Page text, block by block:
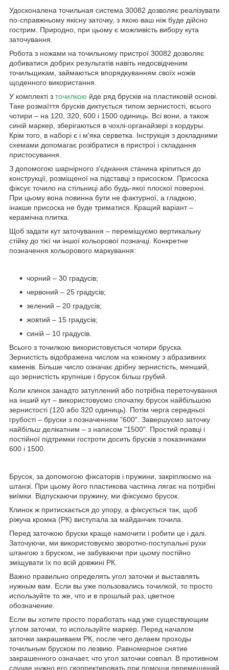
Удосконалена точильная система 30082 дозволяє реалізувати
по-справжньому якісну заточку, з якою ваш ніж буде дійсно
гострим. Природно, при цьому є можливість вибору кута
заточування.
Робота з ножами на точильному пристрої 30082 дозволяє
добиватися добрих результатів навіть недосвідченим
точильщикам, займаються впорядкуванням своїх ножів
щоденного використання.
У комплекті з точилкою йде ряд брусків на пластиковій основі.
Таке розмаїття брусків диктується типом зернистості, всього
чотири – на 120, 320, 600 і 1500 одиниць. Всі вони, а також
синій маркер, зберігаються в чохлі-органайзері з кордуры.
Крім того, в наборі є і м'яка серветка. Інструкція з докладними
схемами допомагає розібратися в пристрої і складання
пристосування.
З допомогою шарнірного з'єднання станина кріпиться до
конструкції, розміщеної на підставці з присоском. Присоска
фіксує точило на стільниці або будь-якої плоскої поверхні.
При цьому вона повинна бути не фактурної, а гладкою,
інакше присоска не буде триматися. Кращий варіант –
керамічна плитка.
Щоб задати кут заточування – переміщуємо вертикальну
стійку до тієї чи іншої кольорової позначці. Конкретне
позначення кольорового маркування:
чорний – 30 градусів;
червоний – 25 градусів;
зелений – 20 градусів;
жовтий – 15 градусів;
синій – 10 градусів.
Всього з точилкою використовується чотири бруска.
Зернистість відображена числом на кожному з абразивних
каменів. Більше число означає дрібну зернистість, менший,
що зернистість крупніше і брусок більш грубий.
Коли клинок занадто затуплений або потрібна переточування
на інший кут – використовуємо спочатку брусок найбільшою
зернистості (120 або 320 одиниць). Потім черга середньої
грубості – бруски з позначенням "600". Завершуємо заточку
найбільш делікатним – з написом "1500". Простий правці і
постійної підтримки гостроти досить брусків з показниками
600 і 1500.
Брусок, за допомогою фіксаторів і пружини, закріплюємо на
штанзі. При цьому його пластикова частина лягає на потрібні
виїмки. Відпускаючи пружину, ми фіксуємо брусок.
Клинок ж притискається до упору, а фіксується так, щоб
ріжуча кромка (РК) виступала за майданчик точила.
Перед заточкою бруски краще намочити і робити це і далі.
Заточуючи, ми використовуємо зворотно-поступальні рухи
штангою з бруском, не забуваючи при цьому постійно
зміщувати їх по всій довжині РК.
Важно правильно определять угол заточки и выставлять
нужным вам. Если вы уже пользовались точилкой, то просто
используйте то же, что и в прошлый раз, цветное
обозначение.
Если вы хотите просто поработать над уже существующим
углом заточки, то используйте маркер. Перед началом
заточки закрашиваем РК, после чего делаем проходы
точильным бруском по лезвию. Равномерное снятие
закрашенного означает, что угол заточки совпал. В противном
случае нужно его скорректировать при помощи перемещений